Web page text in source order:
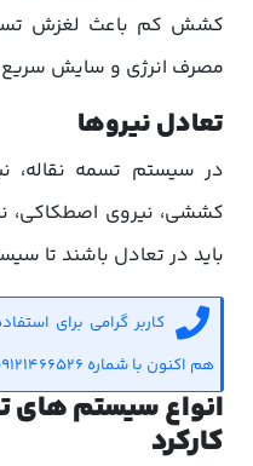
کشش کم باعث لغزش
مصرف انرژی و سایش
تعادل نیروها
در سیستم تسمه نقاله،
کششی، نیروی اصطکاکی،
باید در تعادل باشند تا
کاربر گرامی برای
هم اکنون با شماره 09121466526 تماس حاصل فرمایید.
انواع سیستم های
کارکرد